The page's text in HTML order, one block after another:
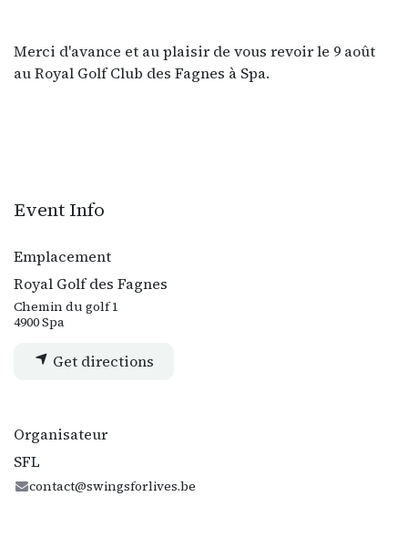
Merci d'avance et au plaisir de vous revoir le 9 août
au Royal Golf Club des Fagnes à Spa.
Event Info
Emplacement
Royal Golf des Fagnes
Chemin du golf 1
4900 Spa
Get directions
Organisateur
SFL
contact@swingsforlives.be